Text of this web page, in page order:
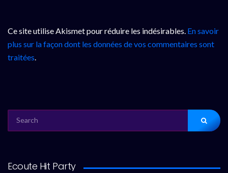
Ce site utilise Akismet pour réduire les indésirables. En savoir
plus sur la façon dont les données de vos commentaires sont
traitées.
FOR:
Ecoute Hit Party